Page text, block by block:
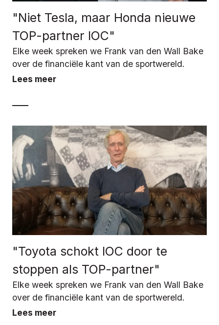
"Niet Tesla, maar Honda nieuwe
TOP-partner IOC"
Elke week spreken we Frank van den Wall Bake
over de financiële kant van de sportwereld.
Lees meer
"Toyota schokt IOC door te
stoppen als TOP-partner"
Elke week spreken we Frank van den Wall Bake
over de financiële kant van de sportwereld.
Lees meer